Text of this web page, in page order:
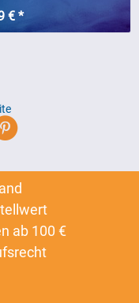
€ *
ab 100 €